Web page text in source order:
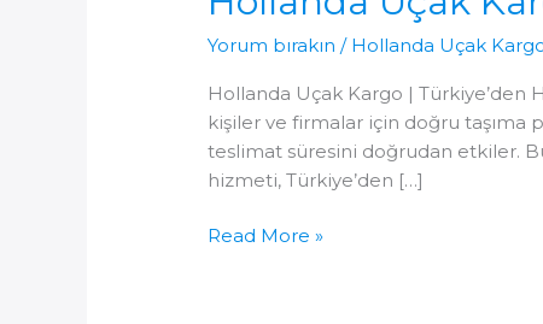
Yorum bırakın / Hollanda Uçak
Hollanda Uçak Kargo | Türkiye’den
kişiler ve firmalar için doğru taşıma
teslimat süresini doğrudan etkiler.
hizmeti, Türkiye’den […]
Hollanda
Read More »